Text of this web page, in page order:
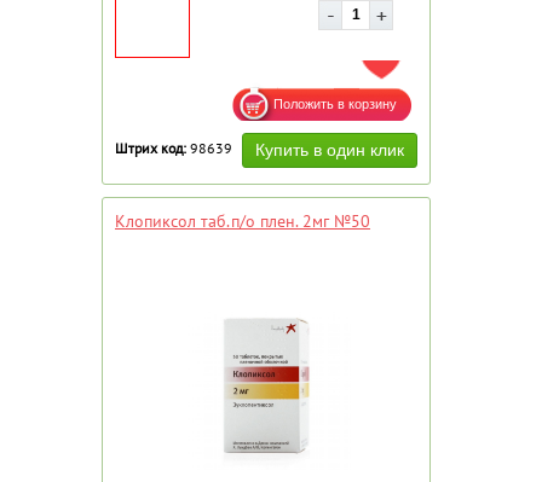
ДОБАВИТЬ В ИЗБРАННОЕ
Штрих код: 98639
Клопиксол таб.п/о плен. 2мг №50